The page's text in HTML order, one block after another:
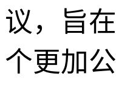
议，旨
个更加